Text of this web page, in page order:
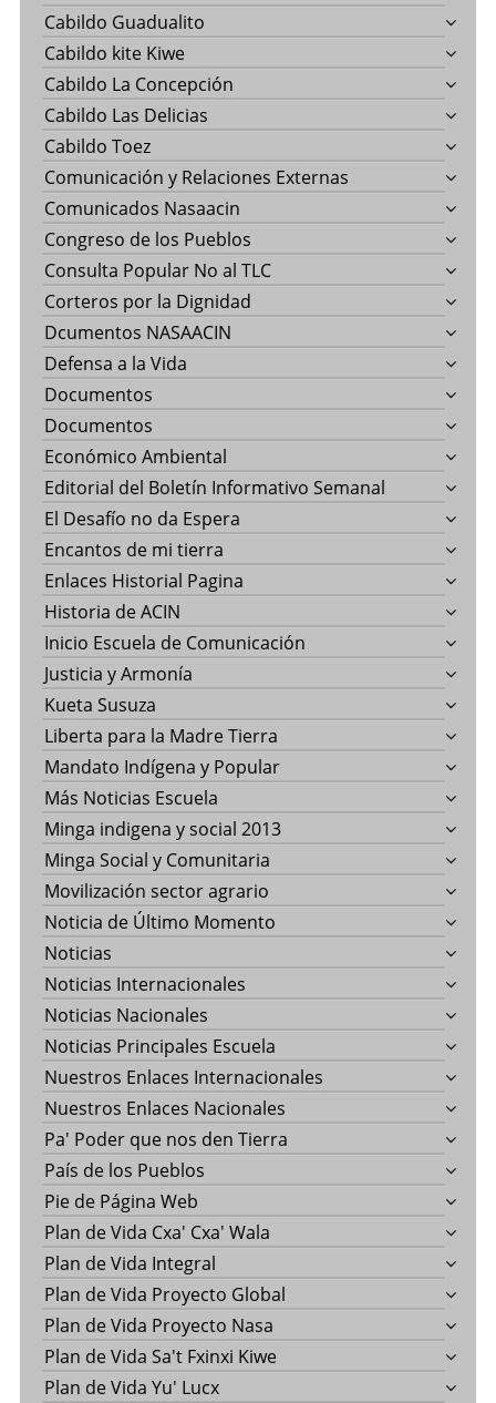
Cabildo Guadualito
Cabildo kite Kiwe
Cabildo La Concepción
Cabildo Las Delicias
Cabildo Toez
Comunicación y Relaciones Externas
Comunicados Nasaacin
Congreso de los Pueblos
Consulta Popular No al TLC
Corteros por la Dignidad
Dcumentos NASAACIN
Defensa a la Vida
Documentos
Documentos
Económico Ambiental
Editorial del Boletín Informativo Semanal
El Desafío no da Espera
Encantos de mi tierra
Enlaces Historial Pagina
Historia de ACIN
Inicio Escuela de Comunicación
Justicia y Armonía
Kueta Susuza
Liberta para la Madre Tierra
Mandato Indígena y Popular
Más Noticias Escuela
Minga indigena y social 2013
Minga Social y Comunitaria
Movilización sector agrario
Noticia de Último Momento
Noticias
Noticias Internacionales
Noticias Nacionales
Noticias Principales Escuela
Nuestros Enlaces Internacionales
Nuestros Enlaces Nacionales
Pa' Poder que nos den Tierra
País de los Pueblos
Pie de Página Web
Plan de Vida Cxa' Cxa' Wala
Plan de Vida Integral
Plan de Vida Proyecto Global
Plan de Vida Proyecto Nasa
Plan de Vida Sa't Fxinxi Kiwe
Plan de Vida Yu' Lucx